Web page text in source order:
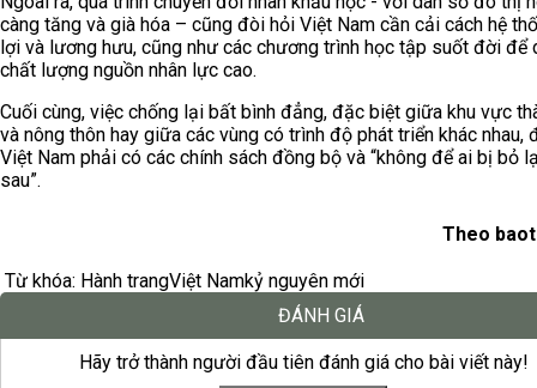
càng tăng và già hóa – cũng đòi hỏi Việt Nam cần cải cách hệ
lợi và lương hưu, cũng như các chương trình học tập suốt đời để
chất lượng nguồn nhân lực cao.
Cuối cùng, việc chống lại bất bình đẳng, đặc biệt giữa khu vực
và nông thôn hay giữa các vùng có trình độ phát triển khác nhau,
Việt Nam phải có các chính sách đồng bộ và “không để ai bị bỏ
sau”.
Theo
Từ khóa: Hành trangViệt Namkỷ nguyên mới
ĐÁNH GIÁ
Hãy trở thành người đầu tiên đánh giá cho bài viết này!